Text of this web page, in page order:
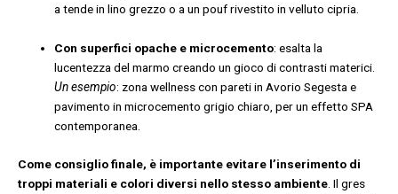
a tende in lino grezzo o a un pouf rivestito in velluto cipria.
Con superfici opache e microcemento: esalta la
lucentezza del marmo creando un gioco di contrasti materici.
Un esempio: zona wellness con pareti in Avorio Segesta e
pavimento in microcemento grigio chiaro, per un effetto SPA
contemporanea.
Come consiglio finale, è importante evitare l’inserimento di
troppi materiali e colori diversi nello stesso ambiente . Il gres